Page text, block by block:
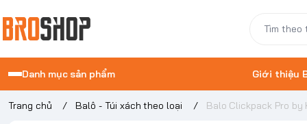
Danh mục sản phẩm Giới thiệu
Trang chủ / Balô - Túi xách theo loại / Balo Clickpack Pro by